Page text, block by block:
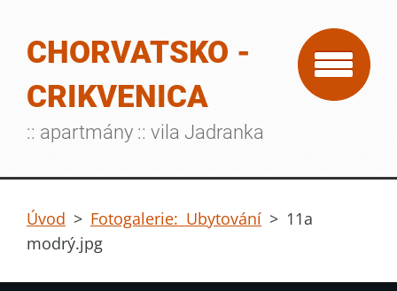
CHORVATSKO -
CRIKVENICA
:: apartmány :: vila Jadranka
Úvod > Fotogalerie: Ubytování > 11a
modrý.jpg